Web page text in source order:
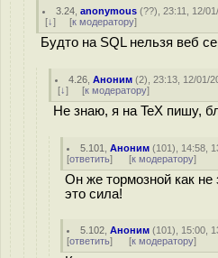
3.24 ,anonymous (??), 23:11, 12/
[↓] [к модератору]
Будто на SQL нельзя веб
4.26 ,Аноним (2), 23:13, 12/01/
[↓] [к модератору]
Не знаю, я на TeX пишу,
5.101 ,Аноним (101), 14:58,
[ответить] [к модератору]
Он же тормозной как
это сила!
5.102 ,Аноним (101), 15:00,
[ответить] [к модератору]